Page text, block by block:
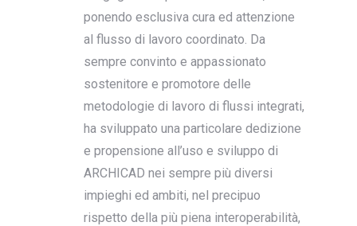
ponendo esclusiva cura ed attenzione
al flusso di lavoro coordinato. Da
sempre convinto e appassionato
sostenitore e promotore delle
metodologie di lavoro di flussi integrati,
ha sviluppato una particolare dedizione
e propensione all’uso e sviluppo di
ARCHICAD nei sempre più diversi
impieghi ed ambiti, nel precipuo
rispetto della più piena interoperabilità,